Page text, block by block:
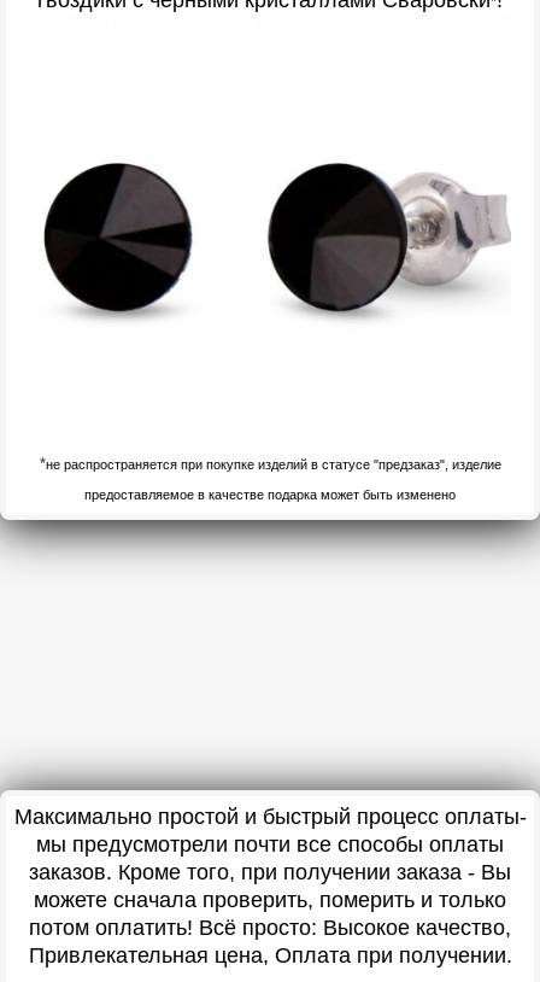
*не распространяется при покупке изделий в статусе "предзаказ", изделие
предоставляемое в качестве подарка может быть изменено
Максимально простой и быстрый процесс оплаты-
мы предусмотрели почти все способы оплаты
заказов. Кроме того, при получении заказа - Вы
можете сначала проверить, померить и только
потом оплатить! Всё просто: Высокое качество,
Привлекательная цена, Оплата при получении.